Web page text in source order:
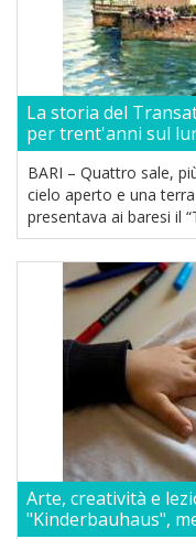
La storia del
per trent'anni sul
BARI – Quattro sale,
cielo aperto e una
presentava ai baresi il
Arte, creatività e
"Kinderbauhaus",